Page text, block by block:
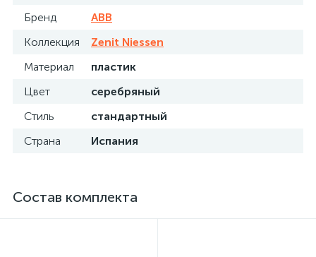
Бренд
ABB
Коллекция
Zenit Niessen
Материал
пластик
Цвет
серебряный
Стиль
стандартный
Страна
Испания
Состав комплекта